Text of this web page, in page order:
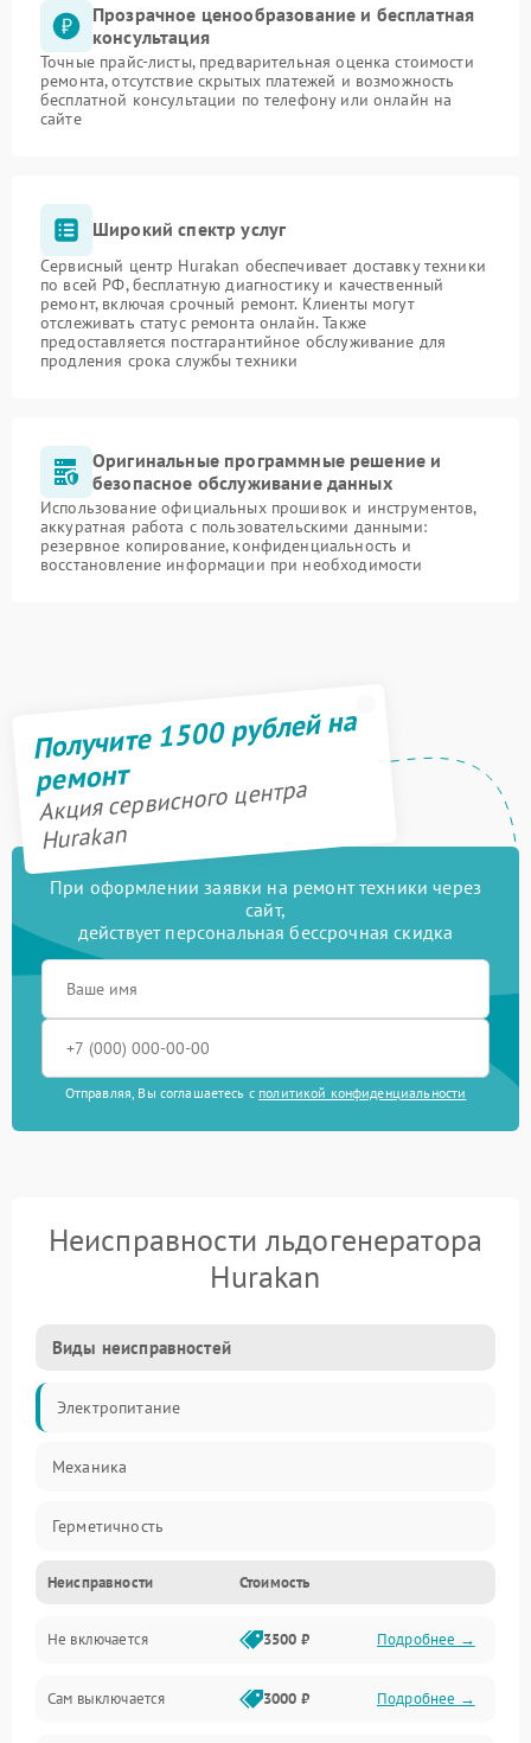
Прозрачное ценообразование и бесплатная
консультация
Точные прайс-листы, предварительная оценка стоимости
ремонта, отсутствие скрытых платежей и возможность
бесплатной консультации по телефону или онлайн на
сайте
Широкий спектр услуг
Сервисный центр Hurakan обеспечивает доставку техники
по всей РФ, бесплатную диагностику и качественный
ремонт, включая срочный ремонт. Клиенты могут
отслеживать статус ремонта онлайн. Также
предоставляется постгарантийное обслуживание для
продления срока службы техники
Оригинальные программные решение и
безопасное обслуживание данных
Использование официальных прошивок и инструментов,
аккуратная работа с пользовательскими данными:
резервное копирование, конфиденциальность и
восстановление информации при необходимости
Получите 1500 рублей на
ремонт
Акция сервисного центра
Hurakan
При оформлении заявки на ремонт техники через
сайт,
действует персональная бессрочная скидка
Отправляя, Вы соглашаетесь с политикой конфиденциальности
Неисправности льдогенератора
Hurakan
Виды неисправностей
Электропитание
Механика
Герметичность
Неисправности Стоимость
Не включается 3500 ₽ Подробнее →
Сам выключается 3000 ₽ Подробнее →